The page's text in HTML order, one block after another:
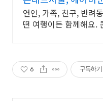
성 스테이
연인, 가족, 친구, 반려
떤 여행이든 함께해요.
6 구독하기